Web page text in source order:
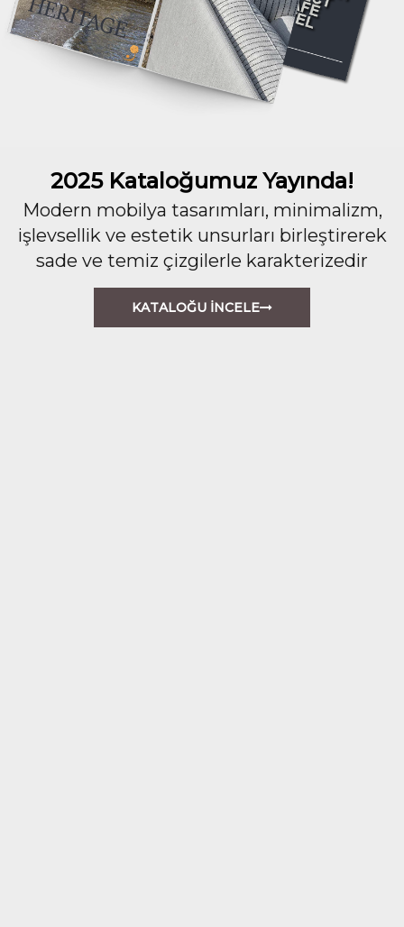
2025 Kataloğumuz Yayında!
Modern mobilya tasarımları, minimalizm,
işlevsellik ve estetik unsurları birleştirerek
sade ve temiz çizgilerle karakterizedir
KATALOĞU İNCELE